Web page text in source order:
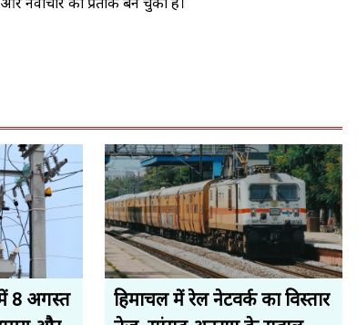
नवाचार का प्रतीक बन चुका है।
8 अगस्त
हिमाचल में रेल नेटवर्क का विस्तार